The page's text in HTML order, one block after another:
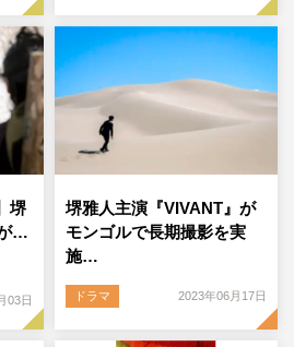
堺
…
03日
堺雅人主演『VIVANT』が
モンゴルで長期撮影を実
施…
ドラマ 2023年06月17日